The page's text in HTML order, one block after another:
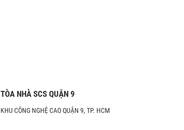
TÒA NHÀ SCS QUẬN 9
KHU CÔNG NGHỆ CAO QUẬN 9, TP. HCM